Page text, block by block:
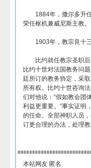
1884年，撒尔多升任
荣任枢机兼威尼斯主教。
1903年，教宗良十三
比约就任教宗圣职后
比约十世对法国教务问
廷所订的教务协定，采
所有权。比约十世咨询
们对他说：“假如教会团
利益更重要。”事实证明
的任命。全部神职人员
订更合理的办法，处理教
本站网友 匿名